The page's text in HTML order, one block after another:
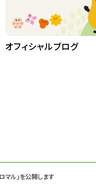
マル」を公開します
オフィシャルブログ